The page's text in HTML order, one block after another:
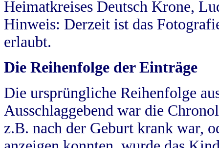
Heimatkreises Deutsch Krone,
Hinweis: Derzeit ist das
erlaubt.
Die Reihenfolge der Einträge
Die ursprüngliche Reihenfolge
Ausschlaggebend war die
z.B. nach der Geburt krank war,